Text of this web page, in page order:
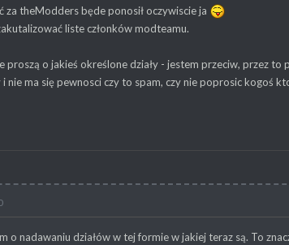
za theModders będe ponosił oczywiscie ja
liste członków modteamu.
proszą o jakieś określone działy - jestem przeciw, przez
nie ma się pewnosci czy to spam, czy nie poprosic kogoś
o nadawaniu działów w tej formie w jakiej teraz są. To